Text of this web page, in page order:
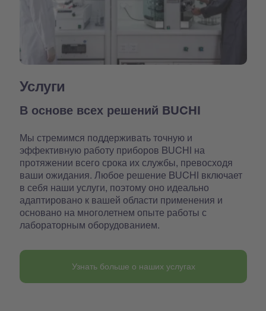
Услуги
В основе всех решений BUCHI
Мы стремимся поддерживать точную и
эффективную работу приборов BUCHI на
протяжении всего срока их службы, превосходя
ваши ожидания. Любое решение BUCHI включает
в себя наши услуги, поэтому оно идеально
адаптировано к вашей области применения и
основано на многолетнем опыте работы с
лабораторным оборудованием.
Узнать больше о наших услугах